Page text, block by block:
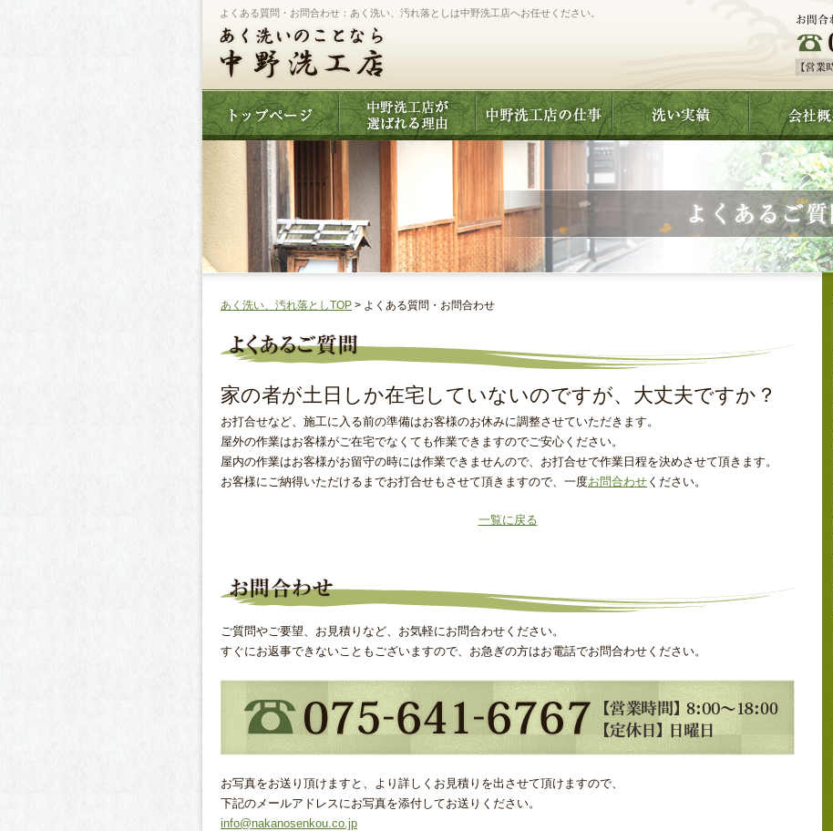
よくある質問・お問合わせ：あく洗い、汚れ落としは中野洗工店へお任せください。
あく洗い、汚れ落としTOP > よくある質問・お問合わせ
家の者が土日しか在宅していないのですが、大丈夫ですか？
お打合せなど、施工に入る前の準備はお客様のお休みに調整させていただきます。
屋外の作業はお客様がご在宅でなくても作業できますのでご安心ください。
屋内の作業はお客様がお留守の時には作業できませんので、お打合せで作業日程を決めさせて頂きます。
お客様にご納得いただけるまでお打合せもさせて頂きますので、一度お問合わせ ください。
一覧に戻る
ご質問やご要望、お見積りなど、お気軽にお問合わせください。
すぐにお返事できないこともございますので、お急ぎの方はお電話でお問合わせください。
お写真をお送り頂けますと、より詳しくお見積りを出させて頂けますので、
下記のメールアドレスにお写真を添付してお送りください。
info@nakanosenkou.co.jp